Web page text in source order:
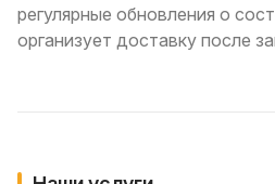
регулярные обновления о
организует доставку после